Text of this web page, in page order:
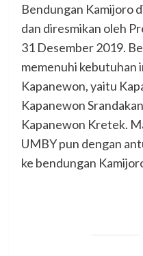
Bendungan Kamijoro
dan diresmikan oleh
31 Desember 2019.
memenuhi kebutuhan
Kapanewon, yaitu
Kapanewon
Kapanewon Kretek.
UMBY pun dengan
ke bendungan